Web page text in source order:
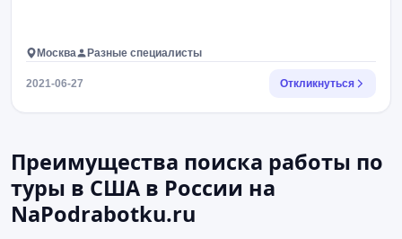
Москва Разные специалисты
2021-06-27 Откликнуться
Преимущества поиска работы по
туры в США в России на
NaPodrabotku.ru